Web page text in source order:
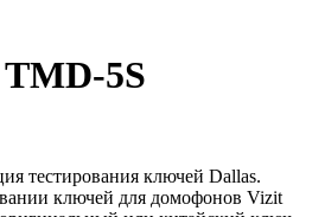
5S
тестирования ключей Dallas.
ключей для домофонов Vizit